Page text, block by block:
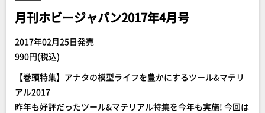
月刊ホビージャパン2017年4月号
2017年02月25日発売
990円(税込)
【巻頭特集】アナタの模型ライフを豊かにするツール&マテリ
アル2017
昨年も好評だったツール&マテリアル特集を今年も実施! 今回は